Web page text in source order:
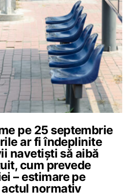
pe 25 septembrie
ar fi îndeplinite
navetiști să aibă
cum prevede
– estimare pe
normativ